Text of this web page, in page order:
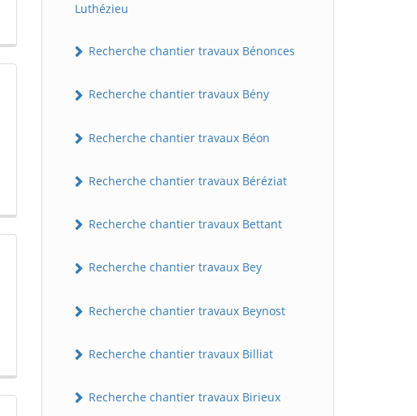
Luthézieu
Recherche chantier travaux Bénonces
Recherche chantier travaux Bény
Recherche chantier travaux Béon
Recherche chantier travaux Béréziat
Recherche chantier travaux Bettant
Recherche chantier travaux Bey
Recherche chantier travaux Beynost
Recherche chantier travaux Billiat
Recherche chantier travaux Birieux